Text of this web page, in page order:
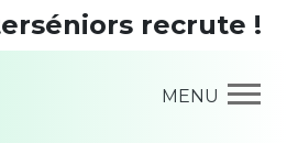
recrute !
MENU